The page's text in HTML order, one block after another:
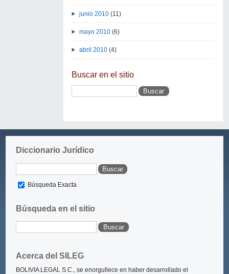
junio 2010(11)
mayo 2010(6)
abril 2010(4)
Buscar en el sitio
Diccionario Jurídico
Búsqueda Exacta
Búsqueda en el sitio
Acerca del SILEG
BOLIVIA LEGAL S.C., se enorgullece en haber desarrollado el